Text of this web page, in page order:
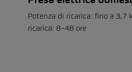
Potenza di ricarica: fino a 3,7
ricarica: 8–48 ore